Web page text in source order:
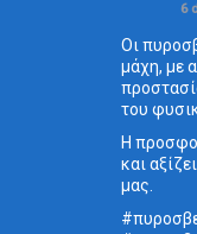
6
Οι
μάχη, με
του
Η
και
μας.